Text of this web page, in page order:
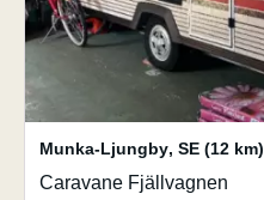
Munka-Ljungby, SE (12 km)
Caravane Fjällvagnen